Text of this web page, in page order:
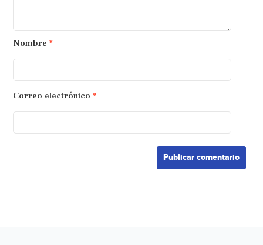
Nombre *
Correo electrónico *